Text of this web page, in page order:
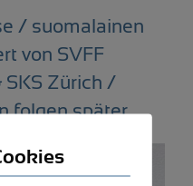
/ suomalainen
von SVFF
SKS Zürich /
folgen später